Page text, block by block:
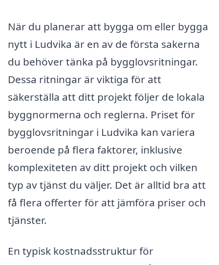
När du planerar att bygga om eller bygga
nytt i Ludvika är en av de första sakerna
du behöver tänka på bygglovsritningar.
Dessa ritningar är viktiga för att
säkerställa att ditt projekt följer de lokala
byggnormerna och reglerna. Priset för
bygglovsritningar i Ludvika kan variera
beroende på flera faktorer, inklusive
komplexiteten av ditt projekt och vilken
typ av tjänst du väljer. Det är alltid bra att
få flera offerter för att jämföra priser och
tjänster.
En typisk kostnadsstruktur för